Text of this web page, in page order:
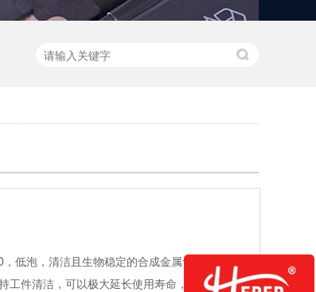
低泡，清洁且生物稳定的合成金属切削
工件清洁，可以极大延长使用寿命，卓越的